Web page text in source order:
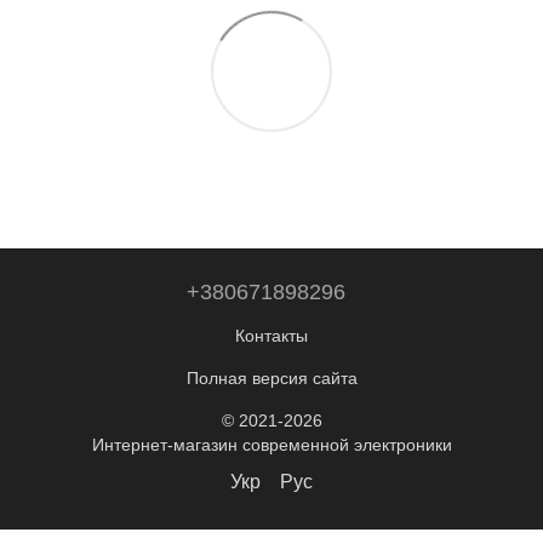
+380671898296
Контакты
Полная версия сайта
© 2021-2026
Интернет-магазин современной электроники
Укр Рус